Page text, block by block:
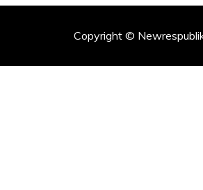
Copyright ©